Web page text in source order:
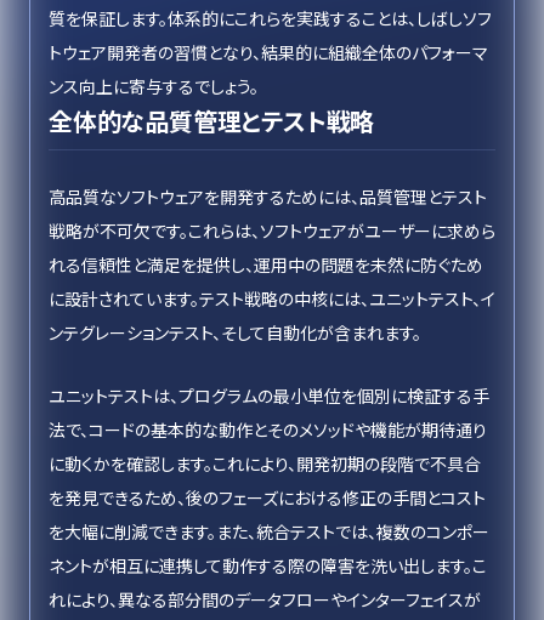
質を保証します。体系的にこれらを実践することは、しばしソフ
トウェア開発者の習慣となり、結果的に組織全体のパフォーマ
ンス向上に寄与するでしょう。
全体的な品質管理とテスト戦略
高品質なソフトウェアを開発するためには、品質管理とテスト
戦略が不可欠です。これらは、ソフトウェアがユーザーに求めら
れる信頼性と満足を提供し、運用中の問題を未然に防ぐため
に設計されています。テスト戦略の中核には、ユニットテスト、イ
ンテグレーションテスト、そして自動化が含まれます。
ユニットテストは、プログラムの最小単位を個別に検証する手
法で、コードの基本的な動作とそのメソッドや機能が期待通り
に動くかを確認します。これにより、開発初期の段階で不具合
を発見できるため、後のフェーズにおける修正の手間とコスト
を大幅に削減できます。また、統合テストでは、複数のコンポー
ネントが相互に連携して動作する際の障害を洗い出します。こ
れにより、異なる部分間のデータフローやインターフェイスが